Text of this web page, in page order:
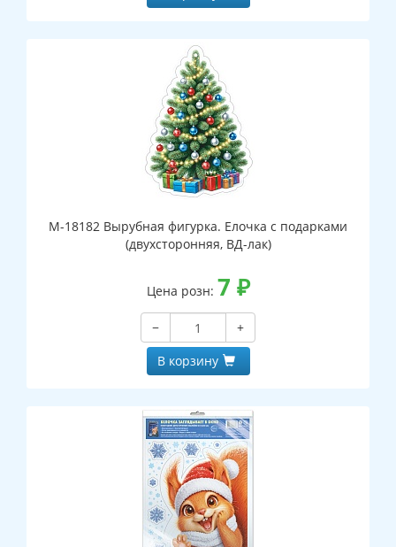
М-18182 Вырубная фигурка. Елочка с подарками
(двухсторонняя, ВД-лак)
Цена розн: 7 ₽
−
+
В корзину